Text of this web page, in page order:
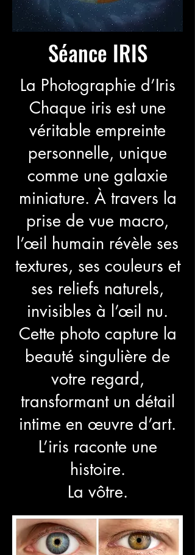
Séance IRIS
La Photographie d’Iris
Chaque iris est une
véritable empreinte
personnelle, unique
comme une galaxie
miniature. À travers la
prise de vue macro,
l’œil humain révèle ses
textures, ses couleurs et
ses reliefs naturels,
invisibles à l’œil nu.
Cette photo capture la
beauté singulière de
votre regard,
transformant un détail
intime en œuvre d’art.
L’iris raconte une
histoire.
La vôtre.